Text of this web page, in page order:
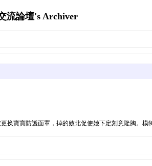
流論壇's Archiver
寶寶防護面罩，掉的败北促使她下定刻意隆胸。